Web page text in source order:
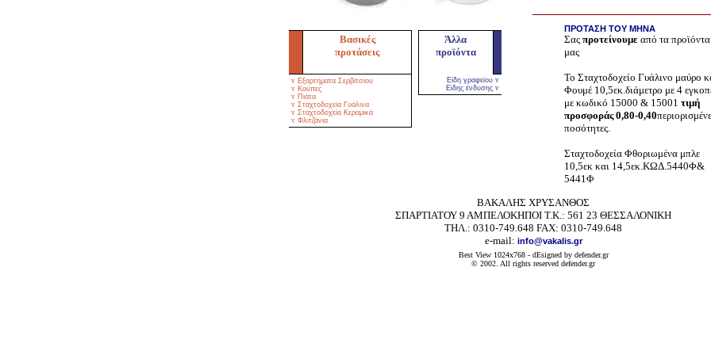
Βασικές
προτάσεις
v Εξαρτήματα Σερβίτσιου
v Κούπες
v Πιάτα
v Σταχτοδοχεία Γυάλινα
v Σταχτοδοχεία Κεραμικά
v Φλιτζάνια
Άλλα
προϊόντα
Είδη γραφείου v
Είδης ένδυσης v
ΠΡΟΤΑΣΗ ΤΟΥ ΜΗΝΑ
Σας προτείνουμεαπό τα προϊόντα
μας
Το Σταχτοδοχείο Γυάλινο μαύρο
Φουμέ 10,5εκ.διάμετρο με 4
με κωδικό 15000 & 15001 τιμή
προσφοράς 0,80-0,40
ποσότητες.
Σταχτοδοχεία Φθοριωμένα μπλε
10,5εκ και 14,5εκ.ΚΩΔ.5440Φ&
5441Φ
ΒΑΚΑΛΗΣ ΧΡΥΣΑΝΘΟΣ
ΣΠΑΡΤΙΑΤΟΥ 9 ΑΜΠΕΛΟΚΗΠΟΙ Τ.Κ.: 561 23 ΘΕΣΣΑΛΟΝΙΚΗ
ΤΗΛ.: 0310-749.648 FAX: 0310-749.648
e-mail: info@vakalis.gr
Best View 1024x768 - dEsigned by defender.gr
© 2002. All rights reserved defender.gr